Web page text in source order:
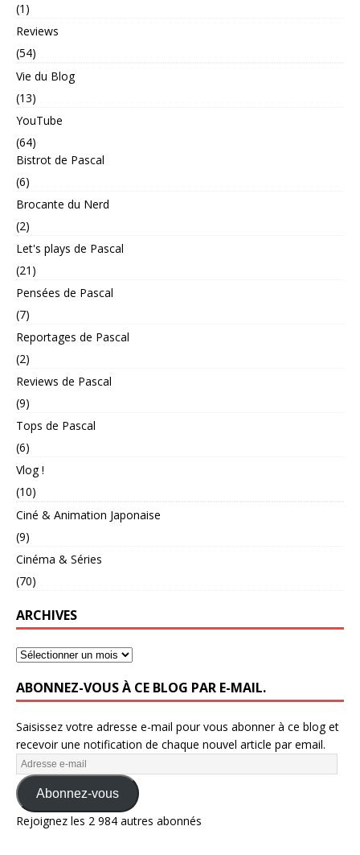
(1)
Reviews
(54)
Vie du Blog
(13)
YouTube
(64)
Bistrot de Pascal
(6)
Brocante du Nerd
(2)
Let's plays de Pascal
(21)
Pensées de Pascal
(7)
Reportages de Pascal
(2)
Reviews de Pascal
(9)
Tops de Pascal
(6)
Vlog !
(10)
Ciné & Animation Japonaise
(9)
Cinéma & Séries
(70)
ARCHIVES
ABONNEZ-VOUS À CE BLOG PAR E-MAIL.
Saisissez votre adresse e-mail pour vous abonner à ce blog et
recevoir une notification de chaque nouvel article par email.
Abonnez-vous
Rejoignez les 2 984 autres abonnés